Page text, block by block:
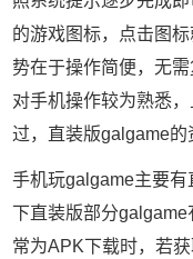
的游戏图标，点击图
势在于操作简便，无
对手机操作较为熟悉
过，直装版galgame的
手机玩galgame主要
下直装版部分
常为APK下载时，若